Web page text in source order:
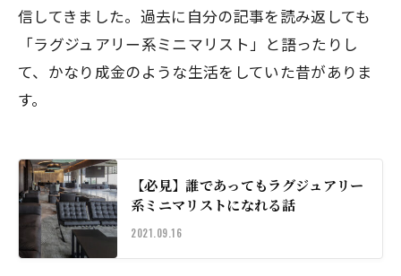
信してきました。過去に自分の記事を読み返しても
「ラグジュアリー系ミニマリスト」と語ったりし
て、かなり成金のような生活をしていた昔がありま
す。
【必見】誰であってもラグジュアリー
系ミニマリストになれる話
2021.09.16